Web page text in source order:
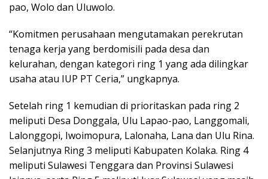
pao, Wolo dan Uluwolo.
“Komitmen perusahaan mengutamakan perekrutan
tenaga kerja yang berdomisili pada desa dan
kelurahan, dengan kategori ring 1 yang ada dilingkar
usaha atau IUP PT Ceria,” ungkapnya.
Setelah ring 1 kemudian di prioritaskan pada ring 2
meliputi Desa Donggala, Ulu Lapao-pao, Langgomali,
Lalonggopi, Iwoimopura, Lalonaha, Lana dan Ulu Rina.
Selanjutnya Ring 3 meliputi Kabupaten Kolaka. Ring 4
meliputi Sulawesi Tenggara dan Provinsi Sulawesi